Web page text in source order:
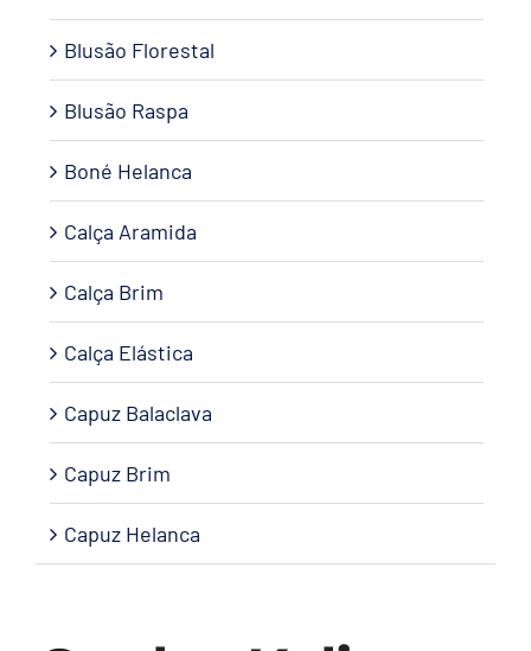
Blusão Florestal
Blusão Raspa
Boné Helanca
Calça Aramida
Calça Brim
Calça Elástica
Capuz Balaclava
Capuz Brim
Capuz Helanca